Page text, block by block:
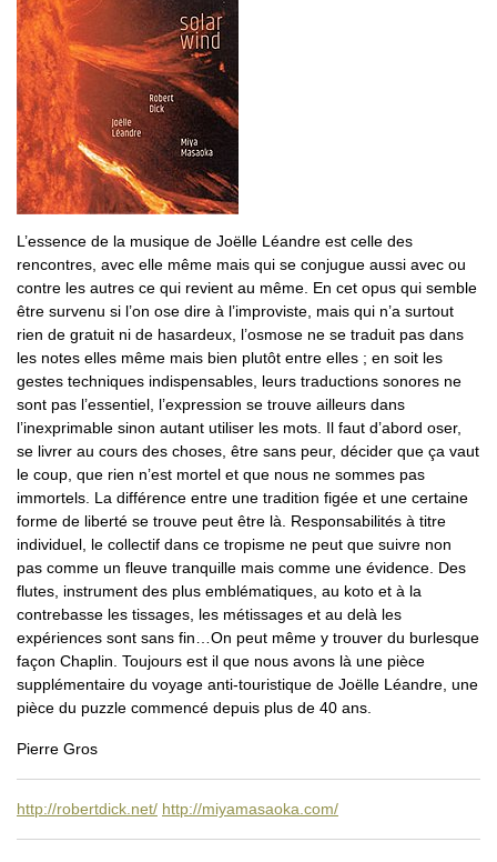
L’essence de la musique de Joëlle Léandre est celle des
rencontres, avec elle même mais qui se conjugue aussi avec ou
contre les autres ce qui revient au même. En cet opus qui semble
être survenu si l’on ose dire à l’improviste, mais qui n’a surtout
rien de gratuit ni de hasardeux, l’osmose ne se traduit pas dans
les notes elles même mais bien plutôt entre elles ; en soit les
gestes techniques indispensables, leurs traductions sonores ne
sont pas l’essentiel, l’expression se trouve ailleurs dans
l’inexprimable sinon autant utiliser les mots. Il faut d’abord oser,
se livrer au cours des choses, être sans peur, décider que ça vaut
le coup, que rien n’est mortel et que nous ne sommes pas
immortels. La différence entre une tradition figée et une certaine
forme de liberté se trouve peut être là. Responsabilités à titre
individuel, le collectif dans ce tropisme ne peut que suivre non
pas comme un fleuve tranquille mais comme une évidence. Des
flutes, instrument des plus emblématiques, au koto et à la
contrebasse les tissages, les métissages et au delà les
expériences sont sans fin…On peut même y trouver du burlesque
façon Chaplin. Toujours est il que nous avons là une pièce
supplémentaire du voyage anti-touristique de Joëlle Léandre, une
pièce du puzzle commencé depuis plus de 40 ans.
Pierre Gros
http://robertdick.net/ http://miyamasaoka.com/